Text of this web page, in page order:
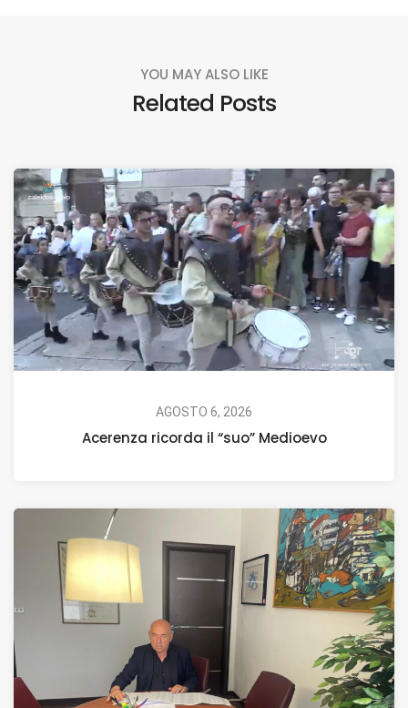
YOU MAY ALSO LIKE
Related Posts
AGOSTO 6, 2026
Acerenza ricorda il “suo” Medioevo